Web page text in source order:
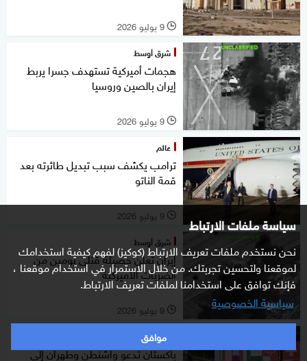
سياسة ملفات الارتباط
نحن نستخدم ملفات تعريف الارتباط (كوكيز) لفهم كيفية استخدامك
لموقعنا ولتحسين تجربتك. من خلال الاستمرار في استخدام موقعنا ،
فإنك توافق على استخدامنا لملفات تعريف الارتباط.
سياسية الخصوصية
موافق
l 9 يوليو 2026
شرق أوسط
هجمات أميركية تستهدف جسرا يربط
إيران بالصين وروسيا
l 9 يوليو 2026
عالم
ترامب يكشف سبب تبديل طائرته بعد
قمة الناتو
l 9 يوليو 2026
شرق أوسط
إيران تعلن حصيلة قتلى يومين من
الضربات الأميركية
l 9 يوليو 2026
شرق أوسط
باكستان تدعو واشنطن وطهران إلى